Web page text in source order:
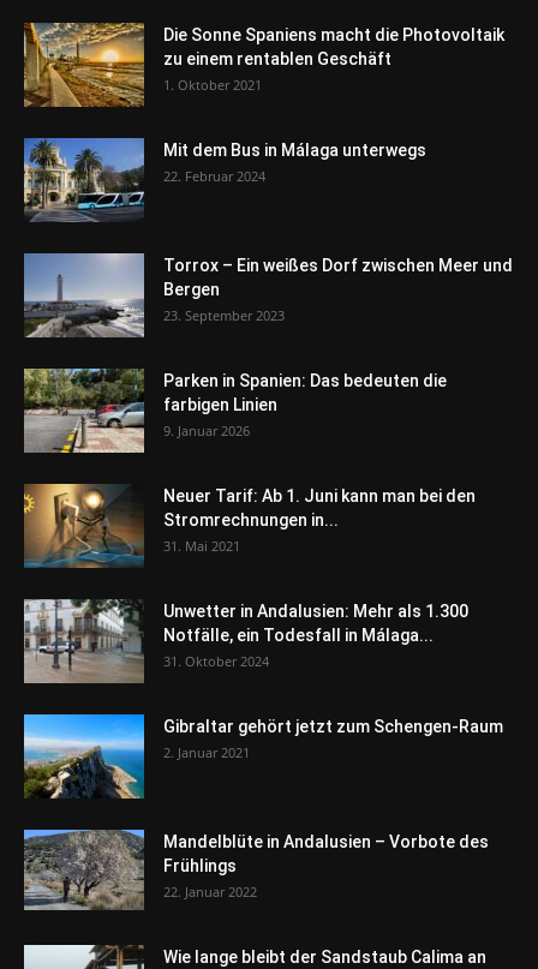
Die Sonne Spaniens macht die Photovoltaik
zu einem rentablen Geschäft
1. Oktober 2021
Mit dem Bus in Málaga unterwegs
22. Februar 2024
Torrox – Ein weißes Dorf zwischen Meer und
Bergen
23. September 2023
Parken in Spanien: Das bedeuten die
farbigen Linien
9. Januar 2026
Neuer Tarif: Ab 1. Juni kann man bei den
Stromrechnungen in...
31. Mai 2021
Unwetter in Andalusien: Mehr als 1.300
Notfälle, ein Todesfall in Málaga...
31. Oktober 2024
Gibraltar gehört jetzt zum Schengen-Raum
2. Januar 2021
Mandelblüte in Andalusien – Vorbote des
Frühlings
22. Januar 2022
Wie lange bleibt der Sandstaub Calima an